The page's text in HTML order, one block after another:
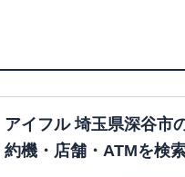
アイフル 埼玉県深谷市
約機・店舗・ATMを検